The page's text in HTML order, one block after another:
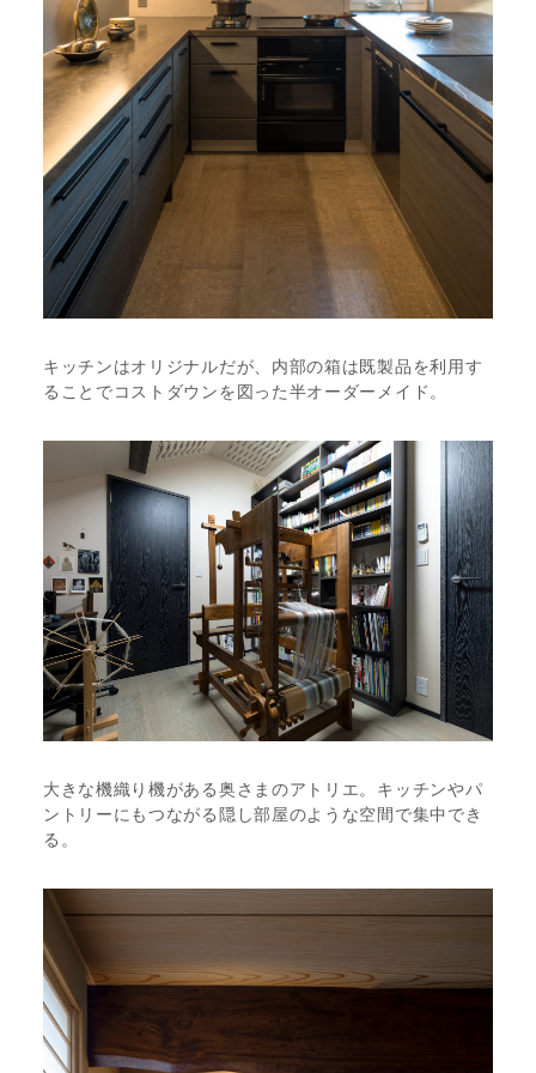
キッチンはオリジナルだが、内部の箱は既製品を利用す
ることでコストダウンを図った半オーダーメイド。
大きな機織り機がある奥さまのアトリエ。キッチンやパ
ントリーにもつながる隠し部屋のような空間で集中でき
る。